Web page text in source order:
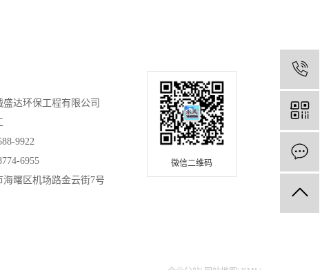
盛达环保工程有限公司
9922
6955
海曙区机场路金云街7号
微信二维码